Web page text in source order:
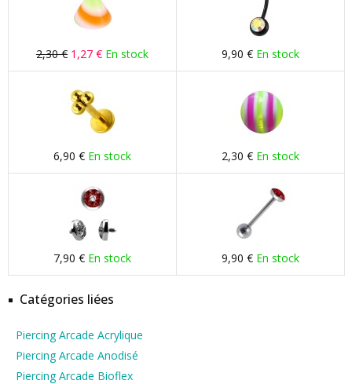
2,30 € 1,27 € En stock 9,90 € En stock
6,90 € En stock 2,30 € En stock
7,90 € En stock 9,90 € En stock
Catégories liées
Piercing Arcade Acrylique
Piercing Arcade Anodisé
Piercing Arcade Bioflex